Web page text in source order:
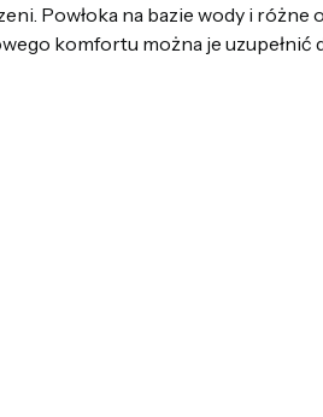
Powłoka na bazie wody i
komfortu można je uzupełnić